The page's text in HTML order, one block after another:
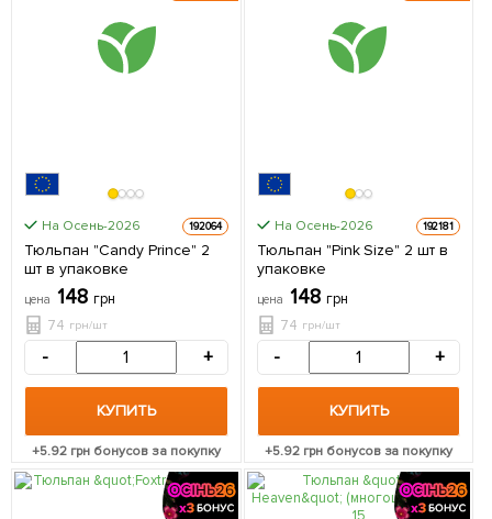
На Осень-2026 192064
Тюльпан "Candy Prince" 2
шт в упаковке
цена 148 грн
74 грн/шт
- +
КУПИТЬ
+5.92 грн бонусов за покупку
На Осень-2026 192181
Тюльпан "Pink Size" 2 шт в
упаковке
цена 148 грн
74 грн/шт
- +
КУПИТЬ
+5.92грн бонусов за покупку